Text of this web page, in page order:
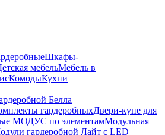
Шкафы-
мебельМебель в
КомодыКухни
Белла
гардеробныхДвери-купе для
МОДУС по элементамМодульная
гардеробной Лайт с LED